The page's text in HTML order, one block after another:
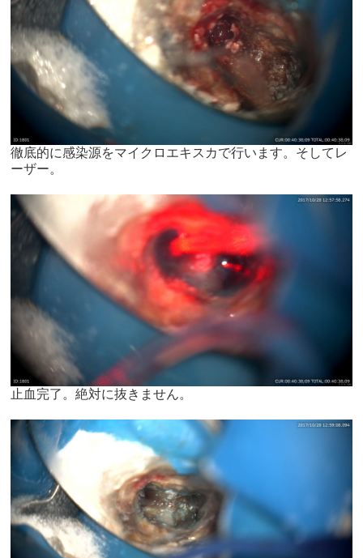
徹底的に感染源をマイクロエキスカで行います。そしてレ
ーザー。
止血完了。絶対に抜きません。